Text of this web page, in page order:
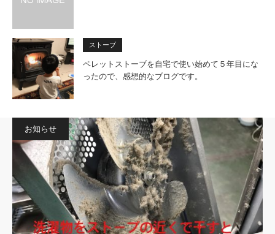
ストーブ
ペレットストーブを自宅で使い始めて５年目にな
ったので、感想的なブログです。
お知らせ